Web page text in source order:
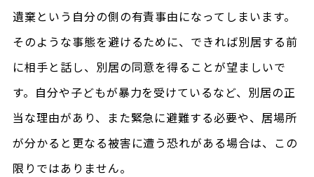
遺棄という自分の側の有責事由になってしまいます。
そのような事態を避けるために、できれば別居する前
に相手と話し、別居の同意を得ることが望ましいで
す。自分や子どもが暴力を受けているなど、別居の正
当な理由があり、また緊急に避難する必要や、居場所
が分かると更なる被害に遭う恐れがある場合は、この
限りではありません。